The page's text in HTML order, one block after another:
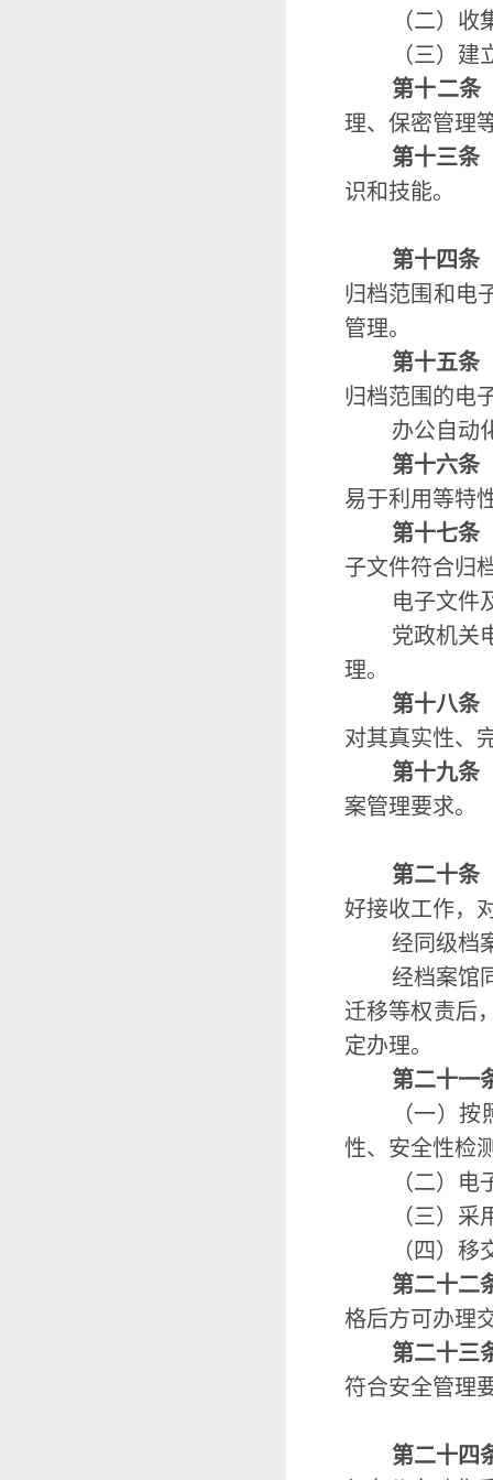
（二）
（三）
第十二条
理、保密管理
第十三条
识和技能。
第十四条
归档范围和电
管理。
第十五条
归档范围的电
办公自动
第十六条
易于利用等特
第十七条
子文件符合归
电子文件
党政机关
理。
第十八条
对其真实性、
第十九条
案管理要求。
第二十条
好接收工作，
经同级档
经档案馆
迁移等权责后
定办理。
第二十一
（一）
性、安全性检
（二）
（三）
（四）
第二十二
格后方可办理
第二十三
符合安全管理
第二十四